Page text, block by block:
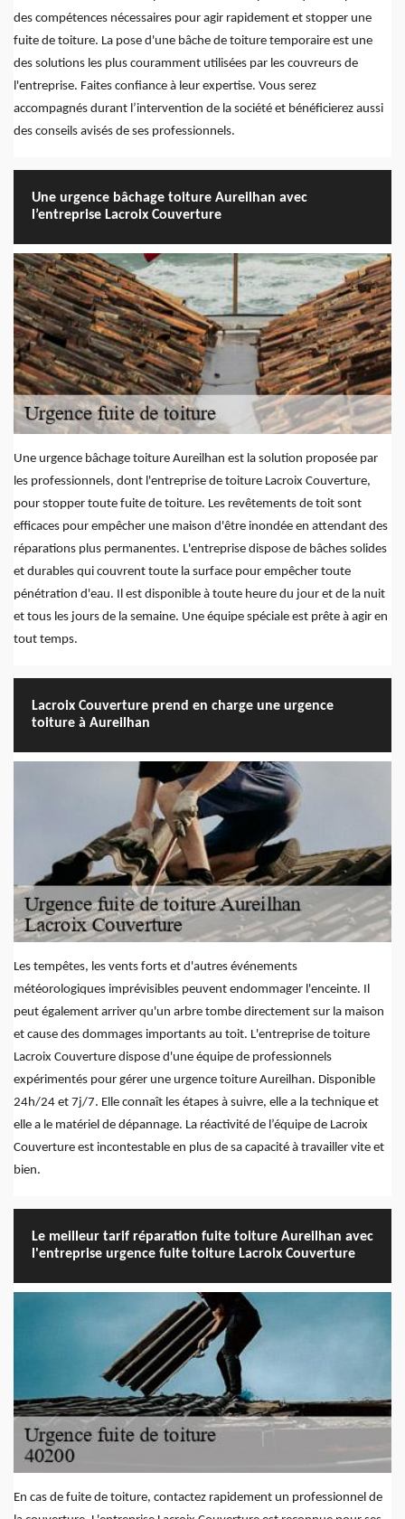
des compétences nécessaires pour agir rapidement et stopper une
fuite de toiture. La pose d'une bâche de toiture temporaire est une
des solutions les plus couramment utilisées par les couvreurs de
l'entreprise. Faites confiance à leur expertise. Vous serez
accompagnés durant l’intervention de la société et bénéficierez aussi
des conseils avisés de ses professionnels.
Une urgence bâchage toiture Aureilhan avec
l’entreprise Lacroix Couverture
Une urgence bâchage toiture Aureilhan est la solution proposée par
les professionnels, dont l'entreprise de toiture Lacroix Couverture,
pour stopper toute fuite de toiture. Les revêtements de toit sont
efficaces pour empêcher une maison d'être inondée en attendant des
réparations plus permanentes. L'entreprise dispose de bâches solides
et durables qui couvrent toute la surface pour empêcher toute
pénétration d'eau. Il est disponible à toute heure du jour et de la nuit
et tous les jours de la semaine. Une équipe spéciale est prête à agir en
tout temps.
Lacroix Couverture prend en charge une urgence
toiture à Aureilhan
Les tempêtes, les vents forts et d'autres événements
météorologiques imprévisibles peuvent endommager l'enceinte. Il
peut également arriver qu'un arbre tombe directement sur la maison
et cause des dommages importants au toit. L'entreprise de toiture
Lacroix Couverture dispose d'une équipe de professionnels
expérimentés pour gérer une urgence toiture Aureilhan. Disponible
24h/24 et 7j/7. Elle connaît les étapes à suivre, elle a la technique et
elle a le matériel de dépannage. La réactivité de l’équipe de Lacroix
Couverture est incontestable en plus de sa capacité à travailler vite et
bien.
Le meilleur tarif réparation fuite toiture Aureilhan avec
l'entreprise urgence fuite toiture Lacroix Couverture
En cas de fuite de toiture, contactez rapidement un professionnel de